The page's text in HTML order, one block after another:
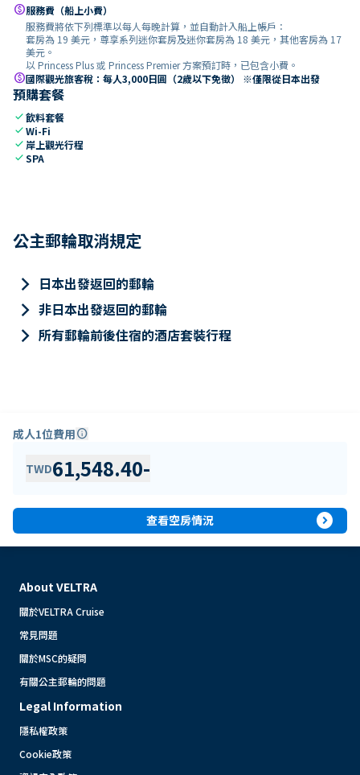
paid服務費（船上小費）
服務費將依下列標準以每人每晚計算，並自動計入船上帳戶：
套房為 19 美元，尊享系列迷你套房及迷你套房為 18 美元，其他客房為 17
美元。
以 Princess Plus 或 Princess Premier 方案預訂時，已包含小費。
paid國際觀光旅客稅：每人3,000日圓（2歲以下免徵） ※僅限從日本出發
預購套餐
check飲料套餐
checkWi-Fi
check 岸上觀光行程
checkSPA
公主郵輪取消規定
keyboard_arrow_right 日本出發返回的郵輪
keyboard_arrow_right 非日本出發返回的郵輪
keyboard_arrow_right 所有郵輪前後住宿的酒店套裝行程
成人1位費用info
TWD61,548.40-
查看空房情況 expand_circle_right
About VELTRA
關於VELTRA Cruise
常見問題
關於MSC的疑問
有關公主郵輪的問題
Legal Information
隱私權政策
Cookie政策